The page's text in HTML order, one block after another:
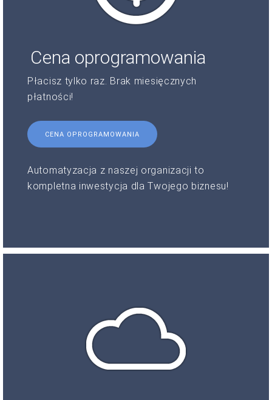
Cena oprogramowania
Płacisz tylko raz. Brak miesięcznych
płatności!
CENA OPROGRAMOWANIA
Automatyzacja z naszej organizacji to
kompletna inwestycja dla Twojego biznesu!